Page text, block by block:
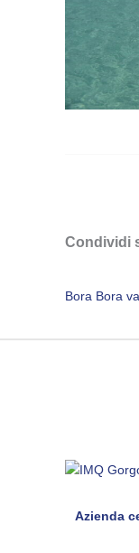
Condividi
Bora Bora
Azienda